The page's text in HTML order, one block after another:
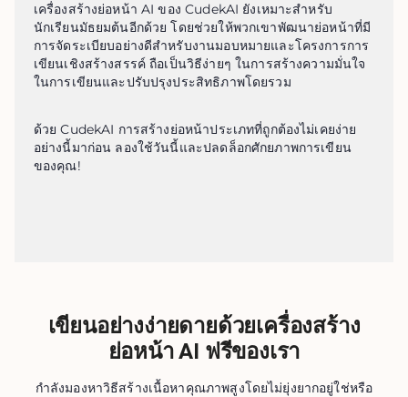
เครื่องสร้างย่อหน้า AI ของ CudekAI ยังเหมาะสำหรับ
นักเรียนมัธยมต้นอีกด้วย โดยช่วยให้พวกเขาพัฒนาย่อหน้าที่มี
การจัดระเบียบอย่างดีสำหรับงานมอบหมายและโครงการการ
เขียนเชิงสร้างสรรค์ ถือเป็นวิธีง่ายๆ ในการสร้างความมั่นใจ
ในการเขียนและปรับปรุงประสิทธิภาพโดยรวม
ด้วย CudekAI การสร้างย่อหน้าประเภทที่ถูกต้องไม่เคยง่าย
อย่างนี้มาก่อน ลองใช้วันนี้และปลดล็อกศักยภาพการเขียน
ของคุณ!
เขียนอย่างง่ายดายด้วยเครื่องสร้าง
ย่อหน้า AI ฟรีของเรา
กำลังมองหาวิธีสร้างเนื้อหาคุณภาพสูงโดยไม่ยุ่งยากอยู่ใช่หรือ